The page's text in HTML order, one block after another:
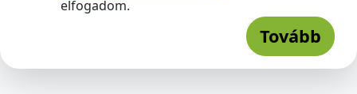
elfogadom.
Tovább